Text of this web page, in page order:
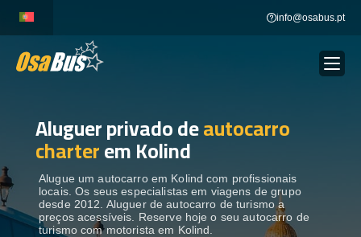
content
info@osabus.pt
ALUGUER DE AUTOCARROS
DESTINOS
FROTA
Aluguer privado deautocarro
charterem Kolind
Alugue um autocarro em Kolind com profissionais
locais. Os seus especialistas em viagens de grupo
desde 2012. Aluguer de autocarro de turismo a
preços acessíveis. Reserve hoje o seu autocarro de
turismo com motorista em Kolind.